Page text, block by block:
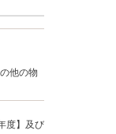
他の物
度】及び